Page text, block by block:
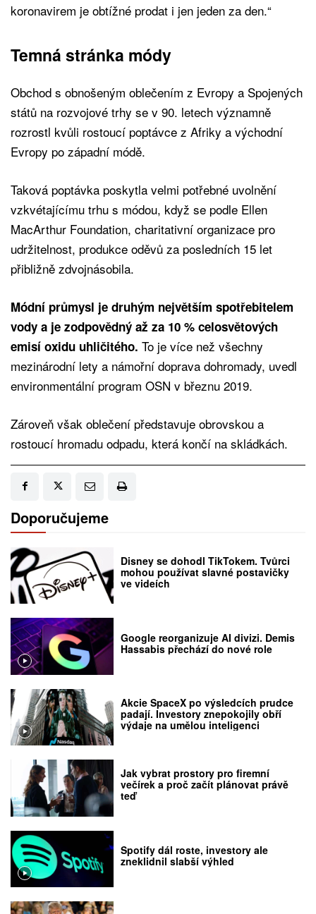
koronavirem je obtížné prodat i jen jeden za den.“
Temná stránka módy
Obchod s obnošeným oblečením z Evropy a Spojených
států na rozvojové trhy se v 90. letech významně
rozrostl kvůli rostoucí poptávce z Afriky a východní
Evropy po západní módě.
Taková poptávka poskytla velmi potřebné uvolnění
vzkvétajícímu trhu s módou, když se podle Ellen
MacArthur Foundation, charitativní organizace pro
udržitelnost, produkce oděvů za posledních 15 let
přibližně zdvojnásobila.
Módní průmysl je druhým největším spotřebitelem
vody a je zodpovědný až za 10 % celosvětových
emisí oxidu uhličitého. To je více než všechny
mezinárodní lety a námořní doprava dohromady, uvedl
environmentální program OSN v březnu 2019.
Zároveň však oblečení představuje obrovskou a
rostoucí hromadu odpadu, která končí na skládkách.
Doporučujeme
Disney se dohodl TikTokem. Tvůrci
mohou používat slavné postavičky
ve videích
Google reorganizuje AI divizi. Demis
Hassabis přechází do nové role
Akcie SpaceX po výsledcích prudce
padají. Investory znepokojily obří
výdaje na umělou inteligenci
Jak vybrat prostory pro firemní
večírek a proč začít plánovat právě
teď
Spotify dál roste, investory ale
zneklidnil slabší výhled